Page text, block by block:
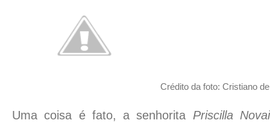
Crédito da foto: Cristiano
Uma coisa é fato, a senhorita Priscilla